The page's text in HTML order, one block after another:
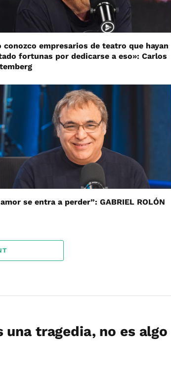
conozco empresarios de teatro que hayan
fortunas por dedicarse a eso»: Carlos
se entra a perder”: GABRIEL ROLÓN
una tragedia, no es algo